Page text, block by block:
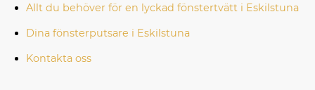
Allt du behöver för en lyckad fönstertvätt i Eskilstuna
Dina fönsterputsare i Eskilstuna
Kontakta oss